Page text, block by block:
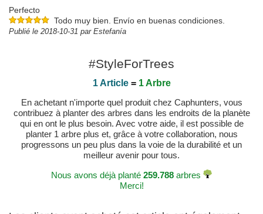
Perfecto
Todo muy bien. Envío en buenas condiciones.
Publié le 2018-10-31 par Estefanía
#StyleForTrees
1 Article= 1 Arbre
En achetant n'importe quel produit chez Caphunters, vous
contribuez à planter des arbres dans les endroits de la planète
qui en ont le plus besoin. Avec votre aide, il est possible de
planter 1 arbre plus et, grâce à votre collaboration, nous
progressons un peu plus dans la voie de la durabilité et un
meilleur avenir pour tous.
Nous avons déjà planté 259.788 arbres
Merci!